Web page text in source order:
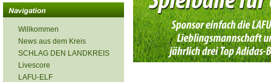
Willkommen
News aus dem Kreis
SCHLAG DEN LANDKREIS
Livescore
LAFU-ELF